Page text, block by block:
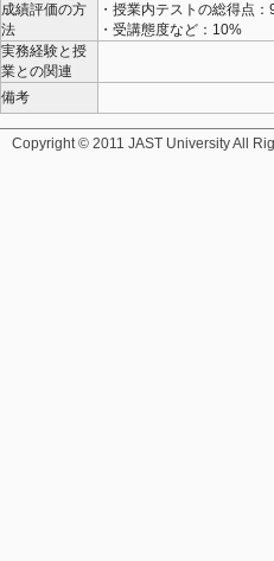
成績評価の方
法
・授業内テストの総得点
・受講態度など：10%
実務経験と授
業との関連
備考